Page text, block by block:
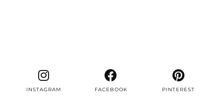
INSTAGRAM FACEBOOK PINTEREST